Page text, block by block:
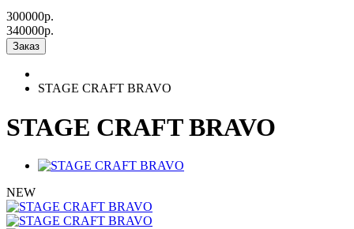
300000р.
340000р.
Заказ
STAGE CRAFT BRAVO
STAGE CRAFT BRAVO
NEW